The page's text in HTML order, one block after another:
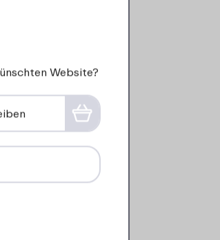
Website?